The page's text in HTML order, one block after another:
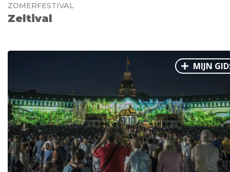
ZOMERFESTIVAL
Zeltival
MIJN